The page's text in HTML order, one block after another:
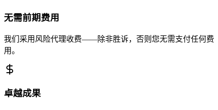
无需前期费用
我们采用风险代理收费——除非胜诉，否则您无需支付任何费
用。
卓越成果